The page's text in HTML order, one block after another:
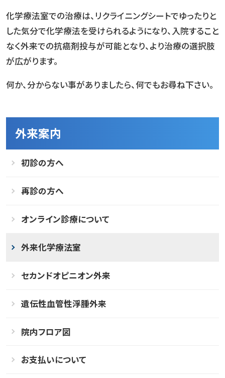
化学療法室での治療は、リクライニングシートでゆったりと
した気分で化学療法を受けられるようになり、入院すること
なく外来での抗癌剤投与が可能となり、より治療の選択肢
が広がります。
何か、分からない事がありましたら、何でもお尋ね下さい。
外来案内
初診の方へ
再診の方へ
オンライン診療について
外来化学療法室
セカンドオピニオン外来
遺伝性血管性浮腫外来
院内フロア図
お支払いについて